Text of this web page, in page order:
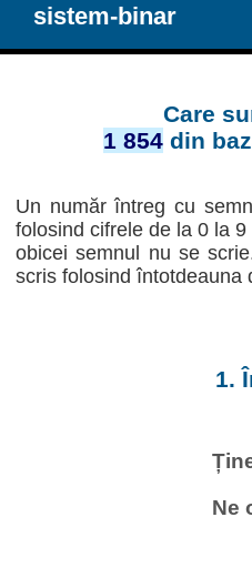
sistem-binar
Care
1 854 din
Un număr întreg cu
folosind cifrele de la 0 la
obicei semnul nu se
scris folosind întotdeauna
1.
Ne